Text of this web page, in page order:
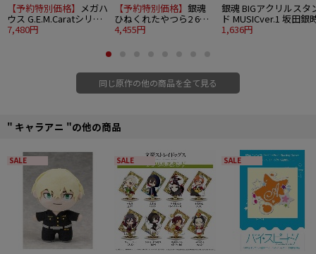
【予約特別価格】 メガハ
ウス G.E.M.Caratシリー
ズ 銀魂 坂田銀時Ver.攘
7,480円
【予約特別価格】 銀魂
ひねくれたやつら2 6個
入り1BOX
4,455円
銀魂 BIGアクリルスタ
ド MUSICver.1 坂田銀
1,636円
同じ原作の他の商品を全て見る
" キャラアニ "の他の商品
SALE SALE SALE